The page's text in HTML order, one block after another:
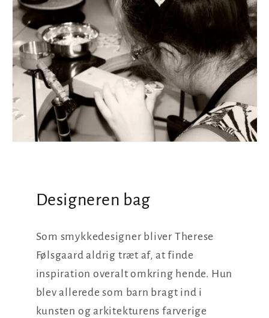
Designeren bag
Som smykkedesigner bliver Therese
Følsgaard aldrig træt af, at finde
inspiration overalt omkring hende. Hun
blev allerede som barn bragt ind i
kunsten og arkitekturens farverige